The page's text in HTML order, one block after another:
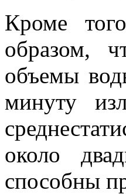
Кроме
образом,
объемы
минуту
около
способны